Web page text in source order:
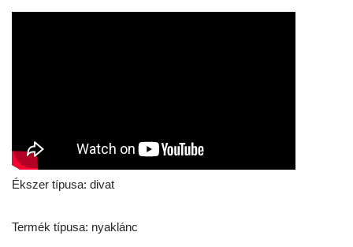
Ékszer típusa: divat
Termék típusa: nyaklánc